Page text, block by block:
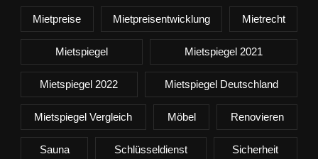
Mietpreise Mietpreisentwicklung Mietrecht
Mietspiegel Mietspiegel 2021
Mietspiegel 2022 Mietspiegel Deutschland
Mietspiegel Vergleich Möbel Renovieren
Sauna Schlüsseldienst Sicherheit